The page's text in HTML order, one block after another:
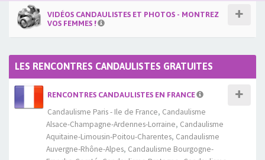
VIDÉOS CANDAULISTES ET PHOTOS - MONTREZ
VOS FEMMES !
LES RENCONTRES CANDAULISTES GRATUITES
RENCONTRES CANDAULISTES EN FRANCE
Candaulisme Paris - Ile de France, Candaulisme
Alsace-Champagne-Ardennes-Lorraine, Candaulisme
Aquitaine-Limousin-Poitou-Charentes, Candaulisme
Auvergne-Rhône-Alpes, Candaulisme Bourgogne-